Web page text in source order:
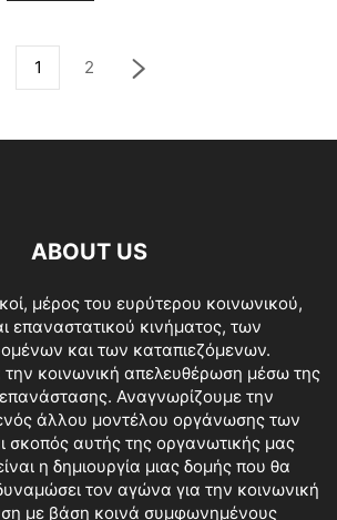
1 2
ABOUT US
μέρος του ευρύτερου κοινωνικού,
επαναστατικού κινήματος, των
και των καταπιεζόμενων.
την κοινωνική απελευθέρωση μέσω της
Αναγνωρίζουμε την
άλλου μοντέλου οργάνωσης των
σκοπός αυτής της οργανωτικής μας
η δημιουργία μιας δομής που θα
τον αγώνα για την κοινωνική
με βάση κοινά συμφωνημένους